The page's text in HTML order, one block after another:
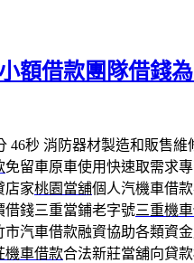
額借款團隊借錢
46秒 消防器材製造和販售維
免留車原車使用快速取需求
店家桃園當舖個人汽機車借
借錢三重當鋪老字號三重機
市汽車借款融資協助各類資
機車借款合法新莊當舖向貸